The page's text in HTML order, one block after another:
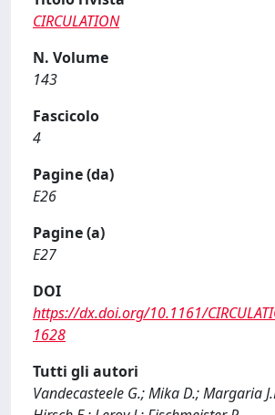
CIRCULATION
N. Volume
143
Fascicolo
4
Pagine (da)
E26
Pagine (a)
E27
DOI
https://dx.doi.org/10.1161/
1628
Tutti gli autori
Vandecasteele G.; Mika D.; Margaria